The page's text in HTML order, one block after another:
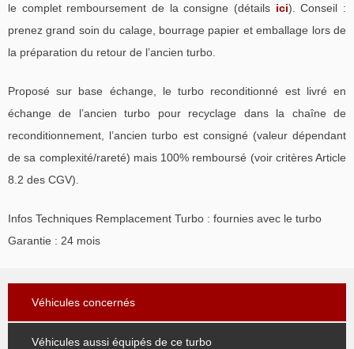
le complet remboursement de la consigne (détails ici). Conseil :
prenez grand soin du calage, bourrage papier et emballage lors de
la préparation du retour de l’ancien turbo.
Proposé sur base échange, le turbo reconditionné est livré en
échange de l’ancien turbo pour recyclage dans la chaîne de
reconditionnement, l’ancien turbo est consigné (valeur dépendant
de sa complexité/rareté) mais 100% remboursé (voir critères Article
8.2 des CGV).
Infos Techniques Remplacement Turbo : fournies avec le turbo
Garantie : 24 mois
Véhicules concernés
Véhicules aussi équipés de ce turbo